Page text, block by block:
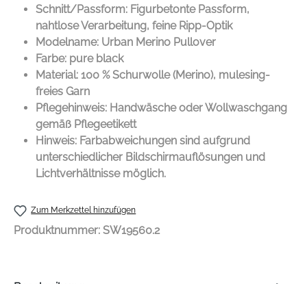
Schnitt/Passform: Figurbetonte Passform,
nahtlose Verarbeitung, feine Ripp-Optik
Modelname: Urban Merino Pullover
Farbe: pure black
Material: 100 % Schurwolle (Merino), mulesing-
freies Garn
Pflegehinweis: Handwäsche oder Wollwaschgang
gemäß Pflegeetikett
Hinweis: Farbabweichungen sind aufgrund
unterschiedlicher Bildschirmauflösungen und
Lichtverhältnisse möglich.
PRODUCT DE
Zum Merkzettel hinzufügen
Produktnummer: SW19560.2